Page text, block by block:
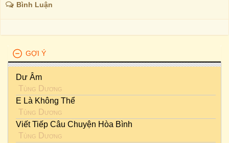
Bình Luận
GỢI Ý
Dư Âm
Tùng Dương
E Là Không Thể
Tùng Dương
Viết Tiếp Câu Chuyện Hòa Bình
Tùng Dương